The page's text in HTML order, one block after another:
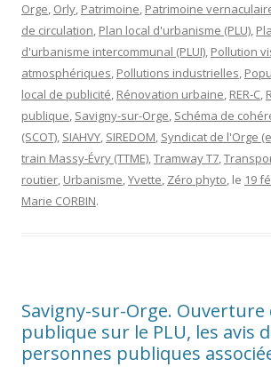
Orge, Orly, Patrimoine, Patrimoine
de circulation, Plan local d'urbanisme (PLU),
d'urbanisme intercommunal (PLUI), Pollution
atmosphériques, Pollutions industrielles,
local de publicité, Rénovation urbaine, RER-C,
publique, Savigny-sur-Orge, Schéma de
(SCOT), SIAHVY, SIREDOM, Syndicat de l'Orge
train Massy-Évry (TTME),Tramway T7,
routier, Urbanisme,Yvette, Zéro phyto, le 19
Marie CORBIN.
Savigny-sur-Orge. Ouverture
publique sur le PLU, les avis
personnes publiques